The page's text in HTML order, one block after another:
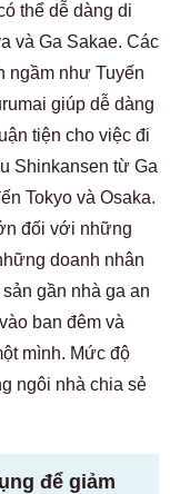
thể dễ dàng di
và Ga Sakae. Các
ngầm như Tuyến
giúp dễ dàng
tiện cho việc đi
Shinkansen từ Ga
Tokyo và Osaka.
đối với những
doanh nhân
gần nhà ga an
ban đêm và
mình. Mức độ
ngôi nhà chia sẻ
để giảm